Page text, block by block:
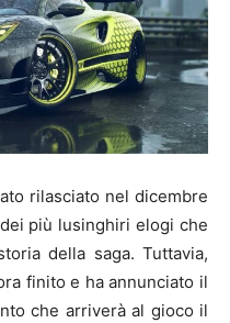
rilasciato nel dicembre
più lusinghiri elogi che
della saga. Tuttavia,
finito e ha annunciato il
che arriverà al gioco il